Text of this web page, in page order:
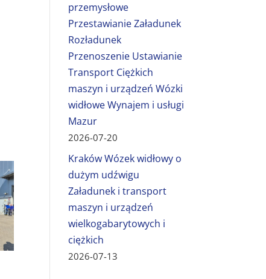
przemysłowe
Przestawianie Załadunek
Rozładunek
Przenoszenie Ustawianie
Transport Ciężkich
maszyn i urządzeń Wózki
widłowe Wynajem i usługi
Mazur
2026-07-20
Kraków Wózek widłowy o
dużym udźwigu
Załadunek i transport
maszyn i urządzeń
wielkogabarytowych i
ciężkich
2026-07-13